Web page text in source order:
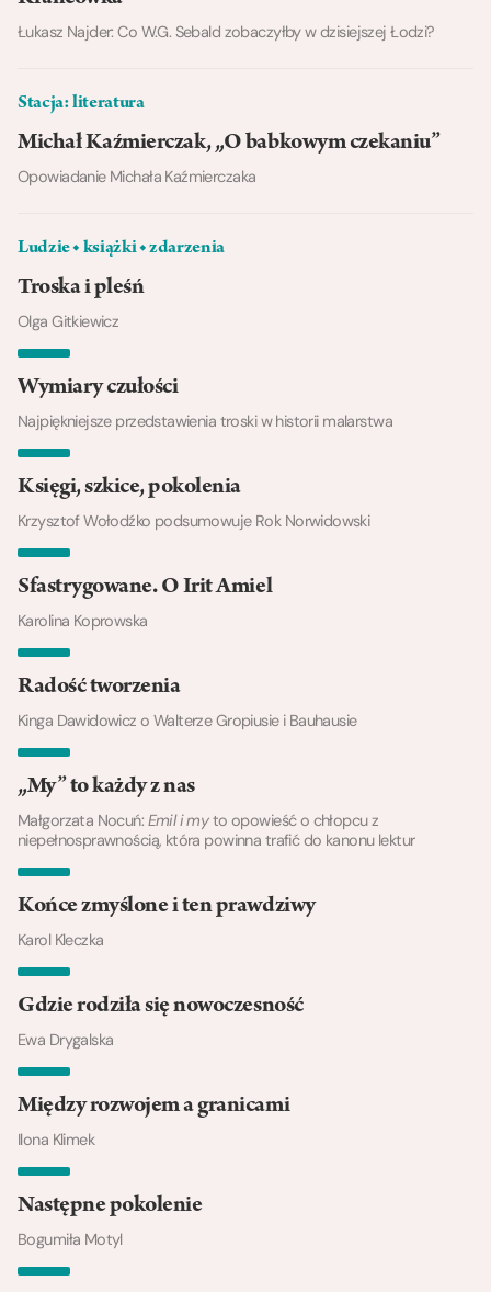
Łukasz Najder: Co W.G. Sebald zobaczyłby w dzisiejszej Łodzi?
Stacja: literatura
Michał Kaźmierczak, „O babkowym czekaniu”
Opowiadanie Michała Kaźmierczaka
Ludzie ◆ książki ◆ zdarzenia
Troska i pleśń
Olga Gitkiewicz
Wymiary czułości
Najpiękniejsze przedstawienia troski w historii malarstwa
Księgi, szkice, pokolenia
Krzysztof Wołodźko podsumowuje Rok Norwidowski
Sfastrygowane. O Irit Amiel
Karolina Koprowska
Radość tworzenia
Kinga Dawidowicz o Walterze Gropiusie i Bauhausie
„My” to każdy z nas
Małgorzata Nocuń: Emil i myto opowieść o chłopcu z
niepełnosprawnością, która powinna trafić do kanonu lektur
Końce zmyślone i ten prawdziwy
Karol Kleczka
Gdzie rodziła się nowoczesność
Ewa Drygalska
Między rozwojem a granicami
Ilona Klimek
Następne pokolenie
Bogumiła Motyl